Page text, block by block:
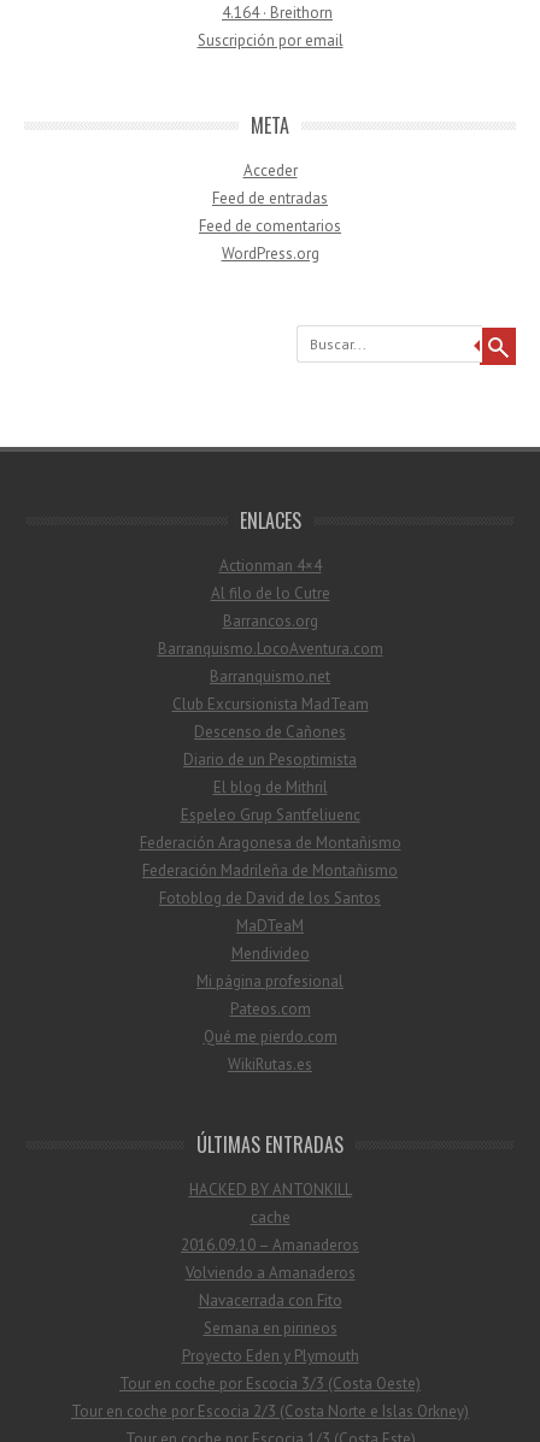
4.164 · Breithorn
Suscripción por email
META
Acceder
Feed de entradas
Feed de comentarios
WordPress.org
Buscar
ENLACES
Actionman 4×4
Al filo de lo Cutre
Barrancos.org
Barranquismo.LocoAventura.com
Barranquismo.net
Club Excursionista MadTeam
Descenso de Cañones
Diario de un Pesoptimista
El blog de Mithril
Espeleo Grup Santfeliuenc
Federación Aragonesa de Montañismo
Federación Madrileña de Montañismo
Fotoblog de David de los Santos
MaDTeaM
Mendivideo
Mi página profesional
Pateos.com
Qué me pierdo.com
WikiRutas.es
ÚLTIMAS ENTRADAS
HACKED BY ANTONKILL
cache
2016.09.10 – Amanaderos
Volviendo a Amanaderos
Navacerrada con Fito
Semana en pirineos
Proyecto Eden y Plymouth
Tour en coche por Escocia 3/3 (Costa Oeste)
Tour en coche por Escocia 2/3 (Costa Norte e Islas Orkney)